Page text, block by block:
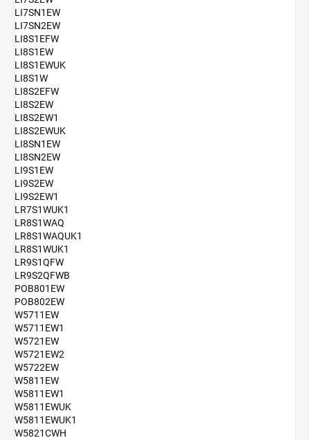
LI7SN1EW
LI7SN2EW
LI8S1EFW
LI8S1EW
LI8S1EWUK
LI8S1W
LI8S2EFW
LI8S2EW
LI8S2EW1
LI8S2EWUK
LI8SN1EW
LI8SN2EW
LI9S1EW
LI9S2EW
LI9S2EW1
LR7S1WUK1
LR8S1WAQ
LR8S1WAQUK1
LR8S1WUK1
LR9S1QFW
LR9S2QFWB
POB801EW
POB802EW
W5711EW
W5711EW1
W5721EW
W5721EW2
W5722EW
W5811EW
W5811EW1
W5811EWUK
W5811EWUK1
W5821CWH